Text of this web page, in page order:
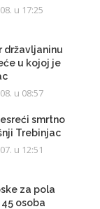
u 17:25
državljaninu
u kojoj je
u 08:57
smrtno
Trebinjac
u 12:51
za pola
osoba